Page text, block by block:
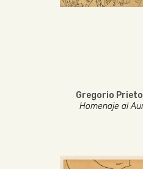
Gregorio
Homenaje al